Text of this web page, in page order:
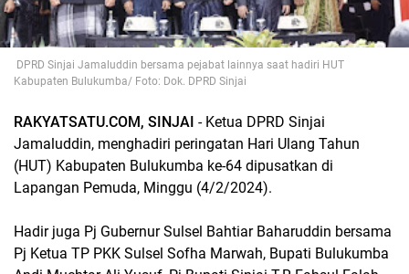
DPRD Sinjai Jamaluddin bersama pejabat lainnya saat hadiri HUT
Kabupaten Bulukumba/ Foto: Dok. DPRD Sinjai
RAKYATSATU.COM, SINJAI - Ketua DPRD Sinjai
Jamaluddin, menghadiri peringatan Hari Ulang Tahun
(HUT) Kabupaten Bulukumba ke-64 dipusatkan di
Lapangan Pemuda, Minggu (4/2/2024).
Hadir juga Pj Gubernur Sulsel Bahtiar Baharuddin bersama
Pj Ketua TP PKK Sulsel Sofha Marwah, Bupati Bulukumba